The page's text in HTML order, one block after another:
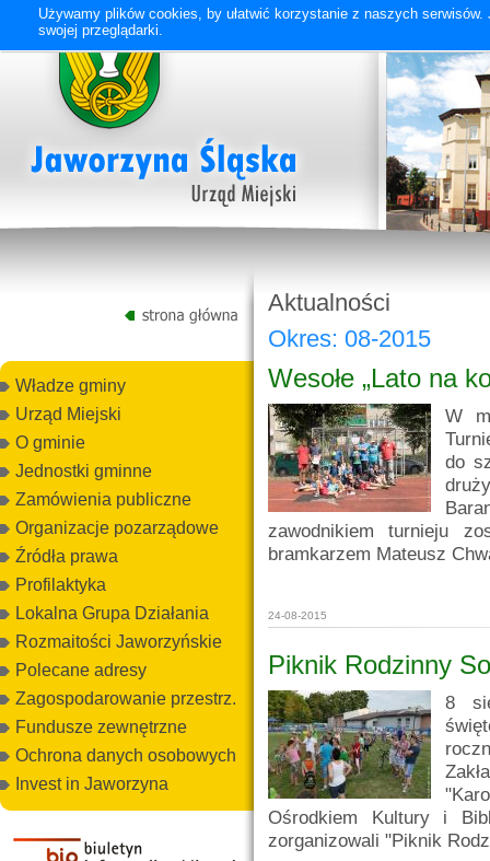
Władze gminy
Urząd Miejski
O gminie
Jednostki gminne
Zamówienia publiczne
Organizacje pozarządowe
Źródła prawa
Profilaktyka
Lokalna Grupa Działania
Rozmaitości Jaworzyńskie
Polecane adresy
Zagospodarowanie przestrz.
Fundusze zewnętrzne
Ochrona danych osobowych
Invest in Jaworzyna
Aktualności
Okres: 08-2015
Wesołe „Lato na
W
do
zawodnikiem turnieju
bramkarzem Mateusz
24-08-2015
Piknik Rodzinny
8
Ośrodkiem Kultury i
zorganizowali "Piknik
Używamy plików cookies, by ułatwić korzystanie z naszych
swojej przeglądarki.